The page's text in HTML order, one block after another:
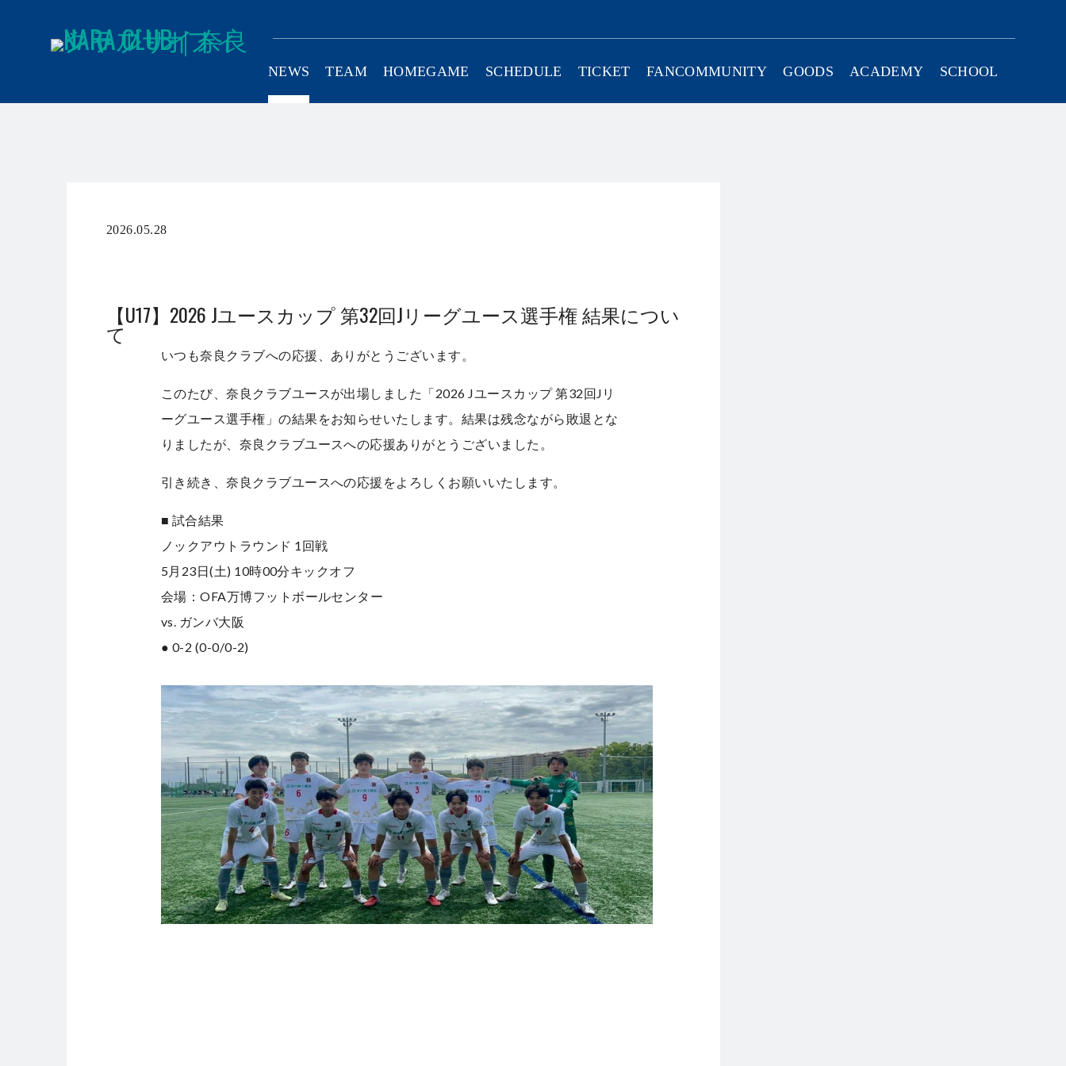
NEWS TEAM HOMEGAME SCHEDULE TICKET FANCOMMUNITY GOODS ACADEMY SCHOOL
2026.05.28
【U17】2026 Jユースカップ 第32回Jリーグユース選手権 結果につい
て
いつも奈良クラブへの応援、ありがとうございます。
このたび、奈良クラブユースが出場しました「2026 Jユースカップ 第32回Jリ
ーグユース選手権」の結果をお知らせいたします。結果は残念ながら敗退とな
りましたが、奈良クラブユースへの応援ありがとうございました。
引き続き、奈良クラブユースへの応援をよろしくお願いいたします。
■ 試合結果
ノックアウトラウンド 1回戦
5月23日(土) 10時00分キックオフ
会場：OFA万博フットボールセンター
vs. ガンバ大阪
● 0-2 (0-0/0-2)